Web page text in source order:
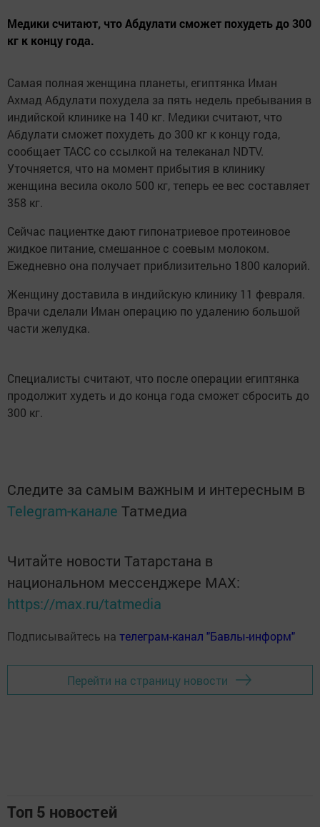
Медики считают, что Абдулати сможет похудеть до 300
кг к концу года.
Самая полная женщина планеты, египтянка Иман
Ахмад Абдулати похудела за пять недель пребывания в
индийской клинике на 140 кг. Медики считают, что
Абдулати сможет похудеть до 300 кг к концу года,
сообщает ТАСС со ссылкой на телеканал NDTV.
Уточняется, что на момент прибытия в клинику
женщина весила около 500 кг, теперь ее вес составляет
358 кг.
Сейчас пациентке дают гипонатриевое протеиновое
жидкое питание, смешанное с соевым молоком.
Ежедневно она получает приблизительно 1800 калорий.
Женщину доставила в индийскую клинику 11 февраля.
Врачи сделали Иман операцию по удалению большой
части желудка.
Специалисты считают, что после операции египтянка
продолжит худеть и до конца года сможет сбросить до
300 кг.
Следите за самым важным и интересным в
Telegram-канале Татмедиа
Читайте новости Татарстана в
национальном мессенджере MАХ:
https://max.ru/tatmedia
Подписывайтесь на телеграм-канал "Бавлы-информ"
Перейти на страницу новости
Топ 5 новостей